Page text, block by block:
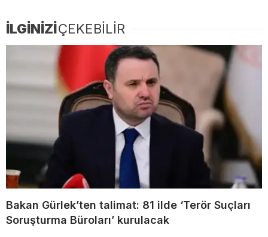
İLGİNİZİÇEKEBİLİR
Bakan Gürlek’ten talimat: 81 ilde ‘Terör Suçları
Soruşturma Büroları’ kurulacak